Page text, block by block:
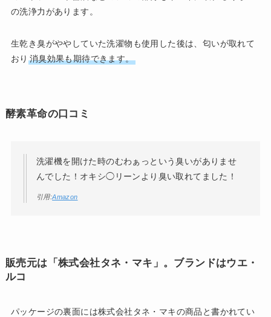
の洗浄力があります。
生乾き臭がややしていた洗濯物も使用した後は、匂いが取れて
おり 消臭効果も期待できます。
酵素革命の口コミ
洗濯機を開けた時のむわぁっという臭いがありませ
んでした！オキシ◯リーンより臭い取れてました！
引用:Amazon
販売元は「株式会社タネ・マキ」。ブランドはウエ・
ルコ
パッケージの裏面には株式会社タネ・マキの商品と書かれてい